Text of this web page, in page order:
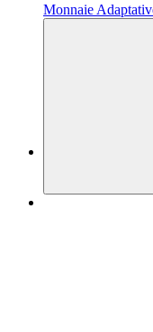
Monnaie